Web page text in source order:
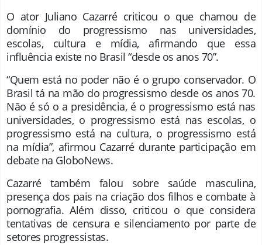
O ator Juliano Cazarrécriticou o que chamou de
domínio do progressismo nas universidades,
escolas, cultura e mídia, afirmando que essa
influência existe no Brasil “desde os anos 70”.
“Quem está no poder não é o grupo conservador. O
Brasil tá na mão do progressismo desde os anos 70.
Não é só o a presidência, é o progressismo está nas
universidades, o progressismo está nas escolas, o
progressismo está na cultura, o progressismo está
na mídia”, afirmou Cazarré durante participação em
debate na GloboNews.
Cazarré também falou sobre saúde masculina,
presença dos pais na criação dos filhos e combate à
pornografia. Além disso, criticou o que considera
tentativas de censura e silenciamento por parte de
setores progressistas.